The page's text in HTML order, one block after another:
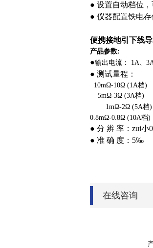
● 设置自动档位
● 仪器配置铁电
便携接地引下线
产品参数:
●输出电流： 1A、
● 测试量程：
10mΩ-10Ω (1A档)
5mΩ-3Ω (3A档)
1mΩ-2Ω (5A档)
0.8mΩ-0.8Ω (10A档)
● 分 辨 率：zui小
● 准 确 度：5‰
在线咨询